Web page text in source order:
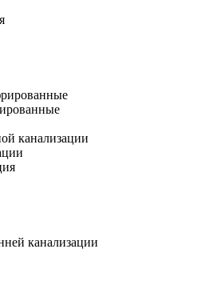
канализации
канализации